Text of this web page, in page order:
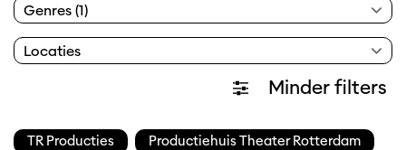
Genres (1)
Locaties
Minder filters
TR Producties Productiehuis Theater Rotterdam